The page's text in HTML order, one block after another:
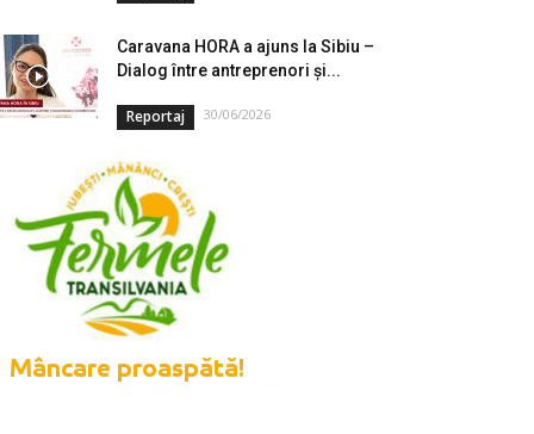
Caravana HORA a ajuns la Sibiu –
Dialog între antreprenori și...
Reportaj 30/06/2026